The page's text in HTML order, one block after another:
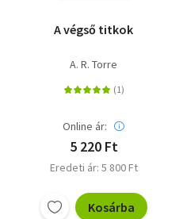
A végső titkok
A. R. Torre
Online ár:
5 220 Ft
Eredeti ár: 5 800 Ft
Kosárba